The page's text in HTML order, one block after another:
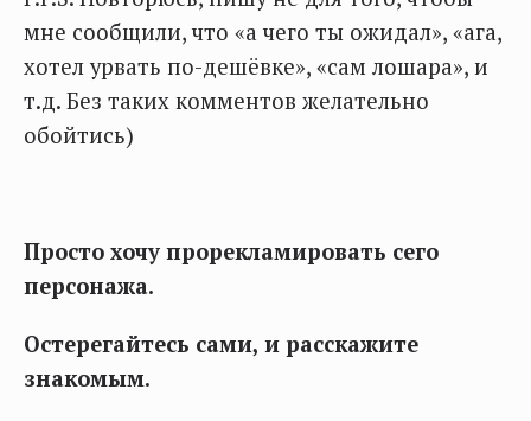
мне сообщили, что «а чего ты ожидал», «ага,
хотел урвать по-дешёвке», «сам лошара», и
т.д. Без таких комментов желательно
обойтись)
Просто хочу прорекламировать сего
персонажа.
Остерегайтесь сами, и расскажите
знакомым.